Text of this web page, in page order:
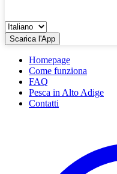
Scarica l'App
Homepage
Come funziona
FAQ
Pesca in Alto Adige
Contatti